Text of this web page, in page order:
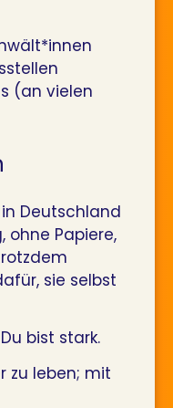
(an vielen
Deutschland
ohne Papiere,
sie selbst
bist stark.
zu leben; mit